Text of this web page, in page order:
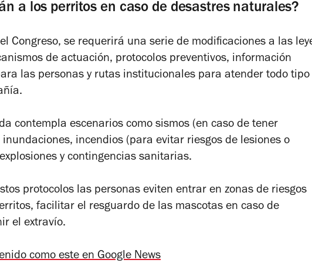
a los perritos en caso de desastres naturales?
Congreso, se requerirá una serie de modificaciones a las
de actuación, protocolos preventivos, información
las personas y rutas institucionales para atender todo tipo
contempla escenarios como sismos (en caso de tener
incendios (para evitar riesgos de lesiones o
y contingencias sanitarias.
protocolos las personas eviten entrar en zonas de riesgos
facilitar el resguardo de las mascotas en caso de
el extravío.
como este en Google News